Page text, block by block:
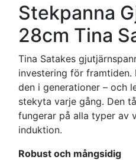
Stekpanna
28cm Tina
Tina Satakes
investering för
den i generationer – och
stekyta varje gång. Den
fungerar på alla typer av
induktion.
Robust och mångsidig